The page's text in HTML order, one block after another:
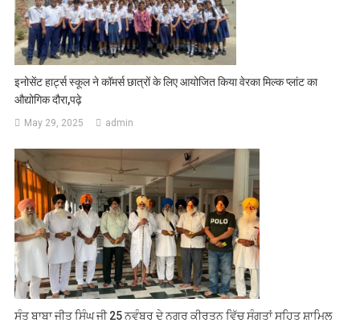
इनोसेंट हार्ट्स स्कूल ने कॉमर्स छात्रों के लिए आयोजित किया वेरका मिल्क प्लांट का
औद्योगिक दौरा,पढ़े
May 29, 2025 admin
ਸੰਤ ਬਾਬਾ ਜੀਤ ਸਿੰਘ ਜੀ 25 ਨਵੰਬਰ ਦੇ ਨਗਰ ਕੀਰਤਨ ਵਿੱਚ ਸੰਗਤਾਂ ਸਹਿਤ ਸ਼ਾਮਿਲ